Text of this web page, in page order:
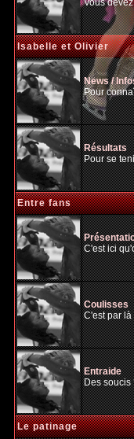
Vous
Isabelle et Olivier
News /
Pour
Résultats
Pour se
Entre fans
C'est ici
Coulisses
C'est par
Entraide
Des soucis
Le patinage